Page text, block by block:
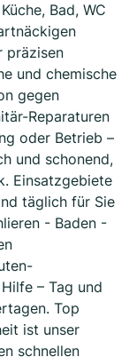
Bad, WC
präzisen
und chemische
gegen
Reparaturen
oder Betrieb –
und schonend,
Einsatzgebiete
täglich für Sie
- Baden -
– Tag und
Top
ist unser
schnellen